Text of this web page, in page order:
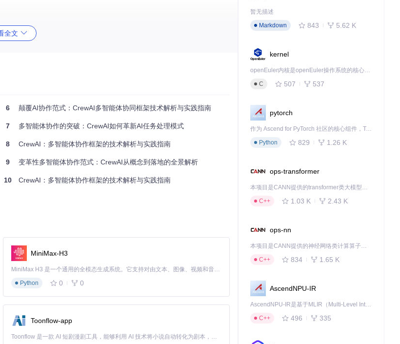
置环境变量。对于开发者，还需设置Python虚拟环境并运行开发服务器。
。
计划包括打造更简单的安装版本，添加更多的AI工具选项，并集成更多的
的进步！
全文
6 颠覆AI协作范式：CrewAI多智能体协同框架技术解析与实践指南
7 多智能体协作的突破：CrewAI如何革新AI任务处理模式
8 CrewAI：多智能体协作框架的技术解析与实践指南
9 变革性多智能体协作范式：CrewAI从概念到落地的全景解析
10 CrewAI：多智能体协作框架的技术解析与实践指南
MiniMax-H3
MiniMax H3 是一个通用的全模态生成系统。它支持对由文本、图像、视频和音频组成的多模态上下文进行统一理解，并能生成分辨率高达 2K、时长可达 15 秒的带原生立体声音频的视频。得益于面向任务泛化的系统设计，H3 在预训练阶段就已具备广泛的多模态上下文理解与生成能力，能够出色地执行复杂的多模态指令。
Python
0 0
Toonflow-app
Toonflow 是一款 AI 短剧漫剧工具，能够利用 AI 技术将小说自动转化为剧本，并结合 AI 生成的图片和视频，实现高效的短剧创作。借助 Toonflow，可以轻松完成从文字到影像的全流程，让短剧制作变得更加智能与便捷。
暂无描述
Markdown
843 5.62 K
kernel
openEuler内核是openEuler操作系统的核心，既是系统性能与稳定性的基石，也是连接处理器、设备与服务的桥梁。
C
507 537
pytorch
作为 Ascend for PyTorch 社区的核心组件，TorchNPU 是昇腾专为 PyTorch 打造的深度学习适配插件，使 PyTorch 框架能够直接调用昇腾 NPU，为开发者提供昇腾 AI 处理器的超强算力。
Python
829 1.26 K
ops-transformer
本项目是CANN提供的transformer类大模型算子库，实现网络在NPU上加速计算。
C++
1.03 K 2.43 K
ops-nn
本项目是CANN提供的神经网络类计算算子库，实现网络在NPU上加速计算。
C++
834 1.65 K
AscendNPU-IR
AscendNPU-IR是基于MLIR（Multi-Level Intermediate Representation）构建的，面向昇腾亲和算子编译时使用的中间表示，提供昇腾完备表达能力，通过编译优化提升昇腾AI处理器计算效率，支持通过生态框架使能昇腾AI处理器与深度调优
C++
496 335